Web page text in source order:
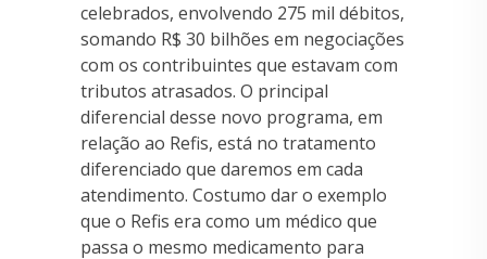
celebrados, envolvendo 275 mil débitos,
somando R$ 30 bilhões em negociações
com os contribuintes que estavam com
tributos atrasados. O principal
diferencial desse novo programa, em
relação ao Refis, está no tratamento
diferenciado que daremos em cada
atendimento. Costumo dar o exemplo
que o Refis era como um médico que
passa o mesmo medicamento para